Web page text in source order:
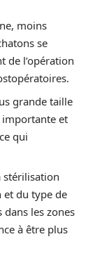
moins
se
de l’opération
grande taille
importante et
qui
stérilisation
et du type de
les zones
à être plus